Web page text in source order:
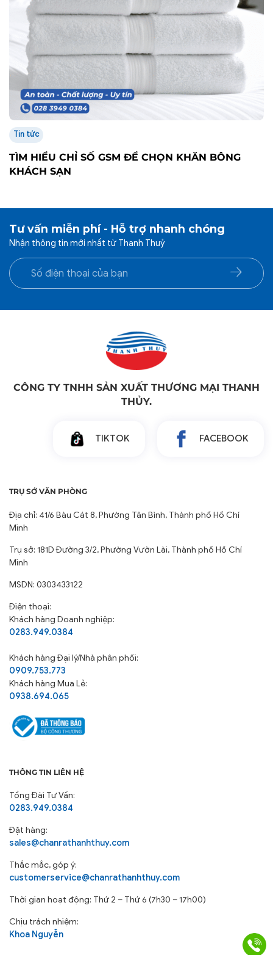
Tin tức
TÌM HIỂU CHỈ SỐ GSM ĐỂ CHỌN KHĂN BÔNG
KHÁCH SẠN
Tư vấn miễn phí - Hỗ trợ nhanh chóng
Nhận thông tin mới nhất từ Thanh Thuỷ
CÔNG TY TNHH SẢN XUẤT THƯƠNG MẠI THANH
THỦY.
TIKTOK FACEBOOK
TRỤ SỞ VĂN PHÒNG
Địa chỉ: 41/6 Bàu Cát 8, Phường Tân Bình, Thành phố Hồ Chí
Minh
Trụ sở: 181D Đường 3/2, Phường Vườn Lài, Thành phố Hồ Chí
Minh
MSDN: 0303433122
Điện thoại:
Khách hàng Doanh nghiệp:
0283.949.0384
Khách hàngĐại lý/Nhà phân phối:
0909.753.773
Khách hàng Mua Lẻ:
0938.694.065
THÔNG TIN LIÊN HỆ
Tổng Đài Tư Vấn:
0283.949.0384
Đặt hàng:
sales@chanrathanhthuy.com
Thắc mắc, góp ý:
customerservice@chanrathanhthuy.com
Thời gian hoạt động: Thứ 2 – Thứ 6 (7h30 – 17h00)
Chịu trách nhiệm:
Khoa Nguyễn